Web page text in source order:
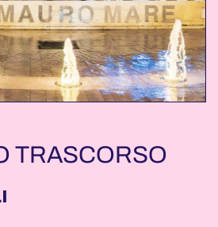
TRASCORSO